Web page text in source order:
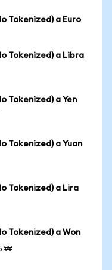
Tokenized) a Euro
Tokenized) a Libra
Tokenized) a Yen
Tokenized) a Yuan
Tokenized) a Lira
Tokenized) a Won
₩